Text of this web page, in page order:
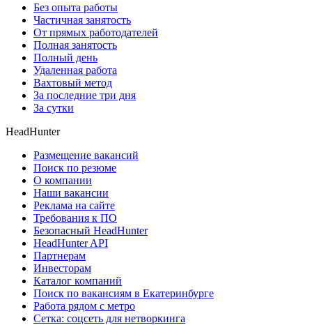
Без опыта работы
Частичная занятость
От прямых работодателей
Полная занятость
Полный день
Удаленная работа
Вахтовый метод
За последние три дня
За сутки
HeadHunter
Размещение вакансий
Поиск по резюме
О компании
Наши вакансии
Реклама на сайте
Требования к ПО
Безопасный HeadHunter
HeadHunter API
Партнерам
Инвесторам
Каталог компаний
Поиск по вакансиям в Екатеринбурге
Работа рядом с метро
Сетка: соцсеть для нетворкинга